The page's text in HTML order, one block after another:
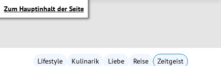
Zum Hauptinhalt der Seite
Lifestyle Kulinarik Liebe Reise Zeitgeist